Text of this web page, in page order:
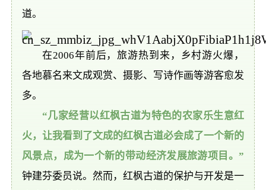
道。
在2006年前后，旅游热到来，乡村游火爆，
各地慕名来文成观赏、摄影、写诗作画等游客愈发
多。
“几家经营以红枫古道为特色的农家乐生意红
火，让我看到了文成的红枫古道必会成了一个新的
风景点，成为一个新的带动经济发展旅游项目。”
钟建芬委员说。然而，红枫古道的保护与开发是一